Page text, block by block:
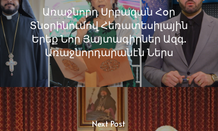
Առաջնորդ Սրբազան Հօր
Տնօրինումով Հեռատեսիլային
Երեք Նոր Յայտագիրներ Ազգ.
Առաջնորդարանէն Ներս
Next Post